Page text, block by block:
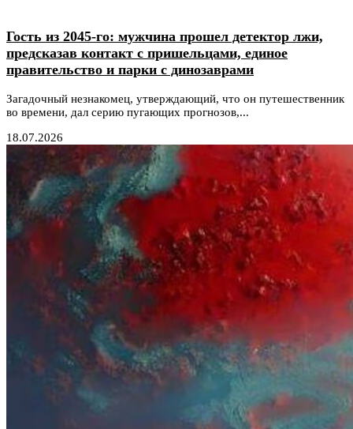
Гость из 2045-го: мужчина прошел детектор лжи,
предсказав контакт с пришельцами, единое
правительство и парки с динозаврами
Загадочный незнакомец, утверждающий, что он путешественник
во времени, дал серию пугающих прогнозов,...
18.07.2026